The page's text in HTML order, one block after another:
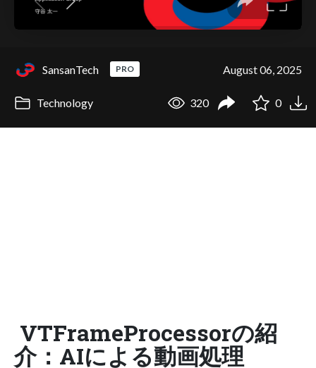
SansanTech PRO August 06, 2025
Technology 320 0
VTFrameProcessorの紹
介：AIによる動画処理